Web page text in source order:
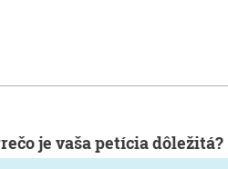
Prečo je vaša petícia dôležitá?